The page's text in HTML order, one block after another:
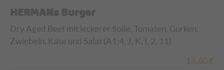
HERMANs Burger
Dry Aged Beef mit leckerer Soße, Tomaten, Gurken,
Zwiebeln, Käse und Salat (A1:4, J, K, I, 2, 11)
13,60 €